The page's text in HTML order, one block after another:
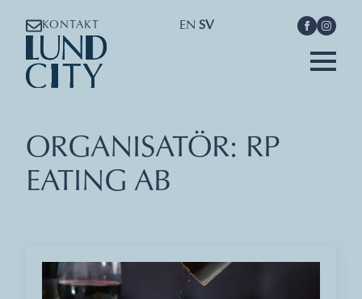
KONTAKT EN SV
ORGANISATÖR: RP
EATING AB